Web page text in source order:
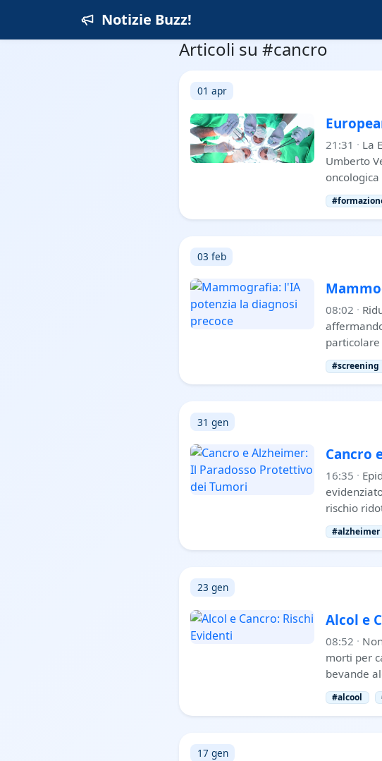
Notizie Buzz!
Articoli su #cancro
01 apr
21:31 · La
Umberto
03 feb
08:02 ·
#screening
31 gen
Cancro
16:35 ·
rischio
#alzheimer
23 gen
Alcol e
08:52 ·
morti per
bevande
#alcool
17 gen